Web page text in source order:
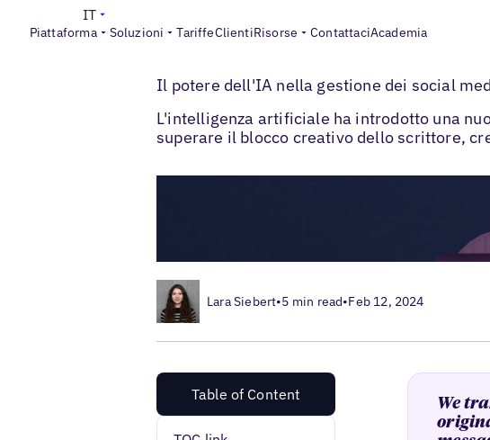
Piattaforma Soluzioni TariffeClientiRisorse ContattaciAcademia
IT
Blogs> Social media locale> Il potere dell'IA nella
Il potere dell'IA nella gestione dei social
L'intelligenza artificiale ha introdotto una
superare il blocco creativo dello scrittore,
Lara Siebert•5 min read•Feb 12, 2024
Table of Content
We